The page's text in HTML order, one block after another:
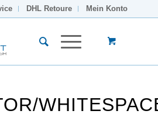
DHL Retoure Mein Konto